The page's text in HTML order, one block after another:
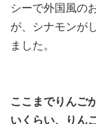
シーで外国風の
が、シナモンが
ました。
ここまでりんご
いくらい、りん